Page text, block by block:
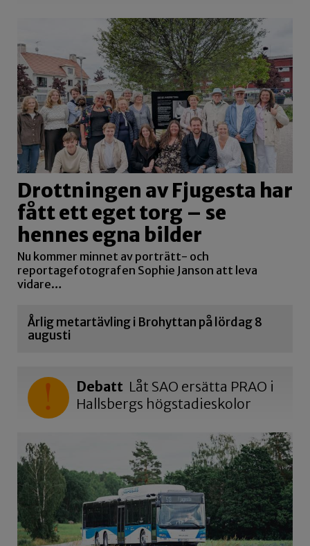
Drottningen av Fjugesta har
fått ett eget torg – se
hennes egna bilder
Nu kommer minnet av porträtt- och
reportagefotografen Sophie Janson att leva
vidare…
Årlig metartävling i Brohyttan på lördag 8
augusti
Debatt Låt SAO ersätta PRAO i
Hallsbergs högstadieskolor